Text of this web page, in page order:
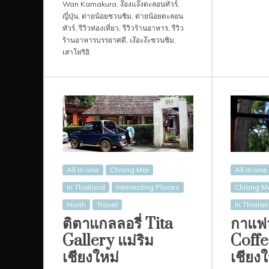
Wan Kamakura ง๊องแง๊งตะลอนทัวร์
ญี่ปุ่น ต่ายน้อยชวนชิม ต่ายน้อยตะลอน
ทัวร์ ,รีวิวท่องเที่ยว ,รีวิวร้านอาหาร ,รีวิว
ร้านอาหารบรรยาศดี เง๊อะง๊ะชวนชิม
เสาโทริอิ
All in one
Chiang Mai
In Thailand
Interesting Places
North
Travel
ติตาแกลลอรี่ Tita
Gallery แม่ริม
เชียงใหม่
All in one
Chiang
In
กาแฟ
เชียง